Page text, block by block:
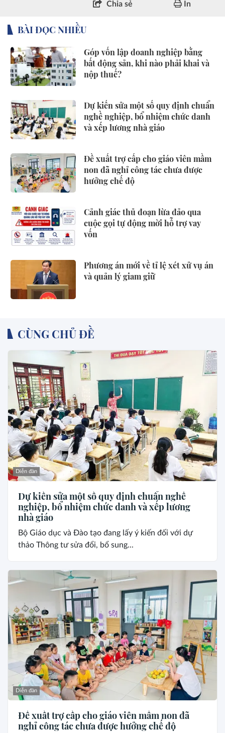
Chia sẻ In
BÀI ĐỌC NHIỀU
Góp vốn lập doanh nghiệp bằng
bất động sản, khi nào phải khai và
nộp thuế?
Dự kiến sửa một số quy định chuẩn
nghề nghiệp, bổ nhiệm chức danh
và xếp lương nhà giáo
Đề xuất trợ cấp cho giáo viên mầm
non đã nghỉ công tác chưa được
hưởng chế độ
Cảnh giác thủ đoạn lừa đảo qua
cuộc gọi tự động mời hỗ trợ vay
vốn
Phương án mới về tỉ lệ xét xử vụ án
và quản lý giam giữ
CÙNG CHỦ ĐỀ
Diễn đàn
Dự kiến sửa một số quy định chuẩn nghề
nghiệp, bổ nhiệm chức danh và xếp lương
nhà giáo
Bộ Giáo dục và Đào tạo đang lấy ý kiến đối với dự
thảo Thông tư sửa đổi, bổ sung...
Diễn đàn
Đề xuất trợ cấp cho giáo viên mầm non đã
nghỉ công tác chưa được hưởng chế độ